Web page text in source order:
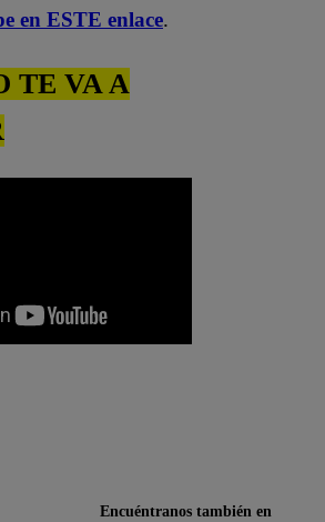
en ESTE enlace.
TE VA A
Encuéntranos también en